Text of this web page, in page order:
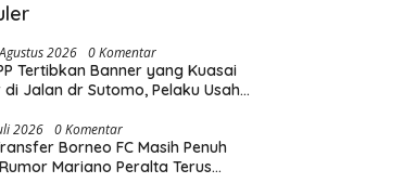
2026 0 Komentar
Tertibkan Banner yang Kuasai
Jalan dr Sutomo, Pelaku Usaha
2026 0 Komentar
Borneo FC Masih Penuh
Mariano Peralta Terus